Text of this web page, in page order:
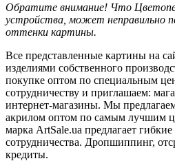
Обратите внимание! Что
устройства, может неправильно
оттенки картины.
Все представленные картины на
изделиями собственного
покупке оптом по специальным
сотрудничеству и приглашаем:
интернет-магазины. Мы
акрилом оптом по самым лучшим
марка ArtSale.ua предлагает
сотрудничества. Дропшиппинг,
кредиты.